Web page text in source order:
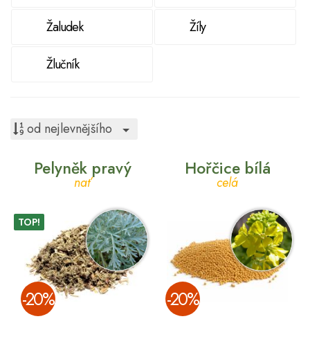
Žaludek Žíly
Žlučník
od nejlevnějšího Toggle Dropdown
Pelyněk pravý
nať
TOP!
­-20%
Hořčice bílá
celá
­-20%